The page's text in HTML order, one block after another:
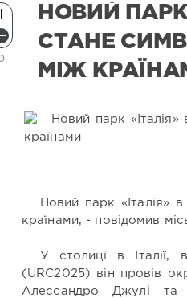
НОВИЙ ПАРК
СТАНЕ
МІЖ
Новий парк «Італія»
країнами, - повідомив
У столиці в Італії,
(URC2025) він провів
Алессандро Джулі та